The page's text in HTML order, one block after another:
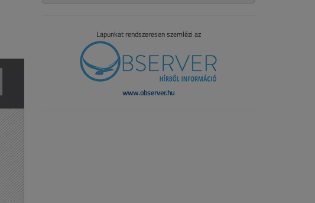
Lapunkat rendszeresen szemlézi az
www.observer.hu